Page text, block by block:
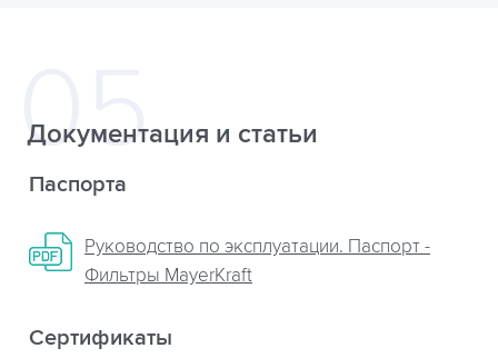
Документация и статьи
Паспорта
Руководство по эксплуатации. Паспорт -
Фильтры MayerKraft
Сертификаты